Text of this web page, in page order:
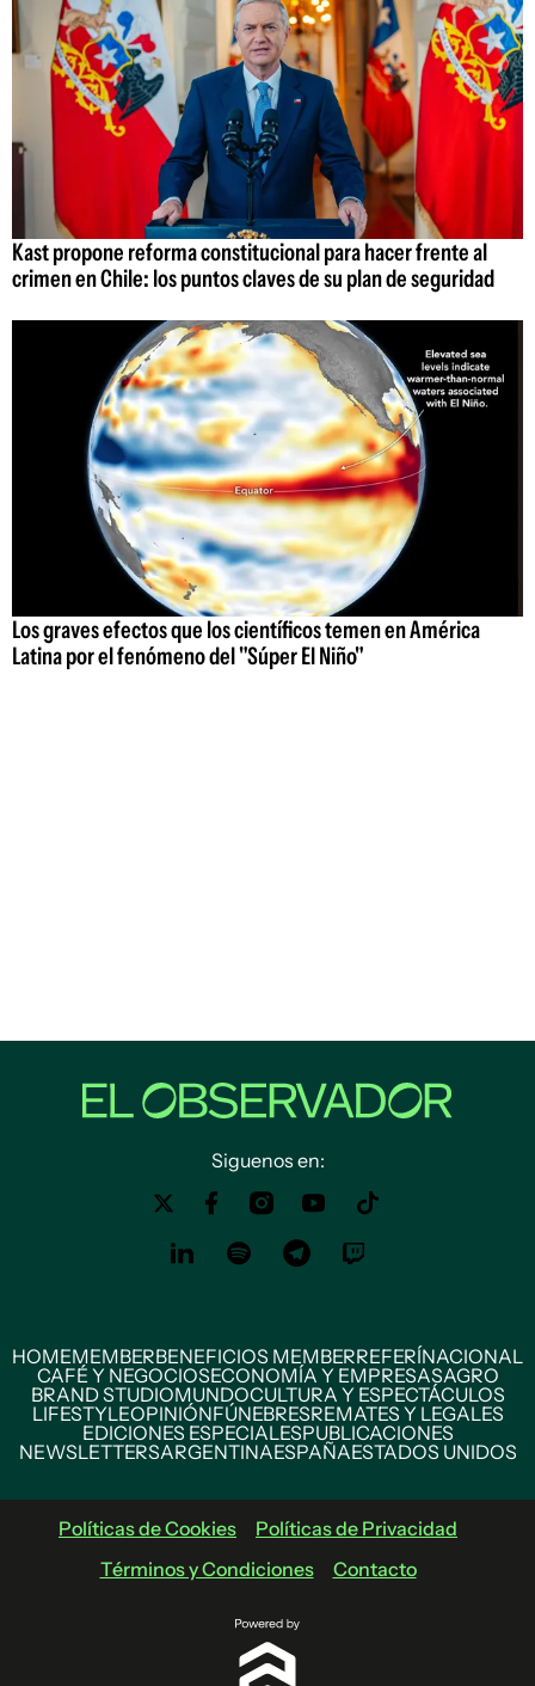
Kast propone reforma constitucional para hacer frente al
crimen en Chile: los puntos claves de su plan de seguridad
Los graves efectos que los científicos temen en América
Latina por el fenómeno del "Súper El Niño"
Siguenos en:
HOMEMEMBERBENEFICIOS MEMBERREFERÍNACIONAL
CAFÉ Y NEGOCIOSECONOMÍA Y EMPRESASAGRO
BRAND STUDIOMUNDOCULTURA Y ESPECTÁCULOS
LIFESTYLEOPINIÓNFÚNEBRESREMATES Y LEGALES
EDICIONES ESPECIALESPUBLICACIONES
NEWSLETTERSARGENTINAESPAÑAESTADOS UNIDOS
Políticas de Cookies
Políticas de Privacidad
Términos y Condiciones
Contacto